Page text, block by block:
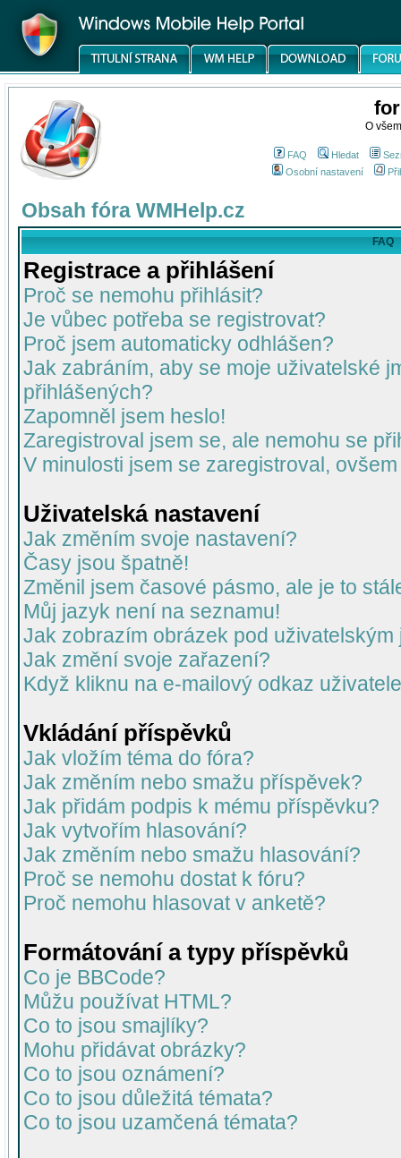
O
FAQ Hledat
Osobní nastavení
Obsah fóra WMHelp.cz
FAQ
Registrace a přihlášení
Proč se nemohu přihlásit?
Je vůbec potřeba se registrovat?
Proč jsem automaticky odhlášen?
Jak zabráním, aby se moje uživatelské
přihlášených?
Zapomněl jsem heslo!
Zaregistroval jsem se, ale nemohu se
V minulosti jsem se zaregistroval,
Uživatelská nastavení
Jak změním svoje nastavení?
Časy jsou špatně!
Změnil jsem časové pásmo, ale je to
Můj jazyk není na seznamu!
Jak zobrazím obrázek pod uživatelským
Jak změní svoje zařazení?
Když kliknu na e-mailový odkaz
Vkládání příspěvků
Jak vložím téma do fóra?
Jak změním nebo smažu příspěvek?
Jak přidám podpis k mému příspěvku?
Jak vytvořím hlasování?
Jak změním nebo smažu hlasování?
Proč se nemohu dostat k fóru?
Proč nemohu hlasovat v anketě?
Formátování a typy příspěvků
Co je BBCode?
Můžu používat HTML?
Co to jsou smajlíky?
Mohu přidávat obrázky?
Co to jsou oznámení?
Co to jsou důležitá témata?
Co to jsou uzamčená témata?